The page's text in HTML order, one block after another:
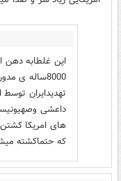
این غلطابه دهن
8000ساله ی
تهدیدایران
داعشی
های امریکا
که حتماکشته